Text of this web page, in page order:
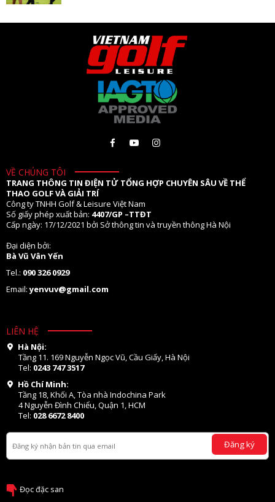
VỀ CHÚNG TÔI
TRANG THÔNG TIN ĐIỆN TỬ TỔNG HỢP CHUYÊN SÂU VỀ THỂ
THAO GOLF VÀ GIẢI TRÍ
Công ty TNHH Golf & Leisure Việt Nam
Số giấy phép xuất bản: 4407/GP –TTĐT
Cấp ngày: 17/12/2021 bởi Sở thông tin và truyền thông Hà Nội
Đại diện bởi:
Bà Vũ Vân Yến
Tel.: 090 326 0929
Email:yenvuv@gmail.com
LIÊN HỆ
Hà Nội:
Tầng 11. 169 Nguyễn Ngọc Vũ, Cầu Giấy, Hà Nội
Tel: 0243 747 3517
Hồ Chí Minh:
Tầng 18, Khối A, Tòa nhà Indochina Park
4 Nguyễn Đình Chiểu, Quận 1, HCM
Tel: 028 6672 8400
Đăng ký
Đọc đặc san